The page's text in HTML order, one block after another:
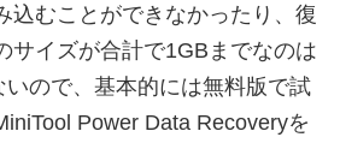
込むことができなかったり、復
サイズが合計で1GBまでなのは
ので、基本的には無料版で試
Power Data Recoveryを